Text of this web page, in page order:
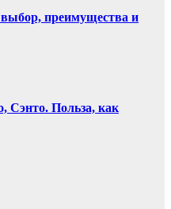
преимущества и
Сэнто. Польза, как